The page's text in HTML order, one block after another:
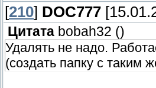
[210] DOC777
Цитата bobah32 ()
Удалять не надо.
(создать папку с таким